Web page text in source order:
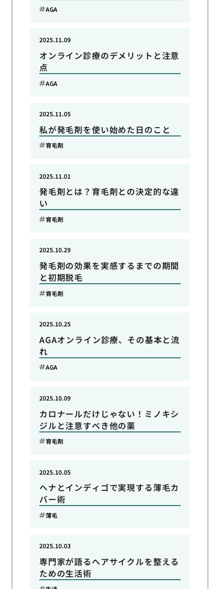
AGA
オンライン診療のデメリットと注意
点
2025.11.09
AGA
私が発毛剤を使い始めた日のこと
2025.11.05
育毛剤
発毛剤とは？育毛剤との決定的な違
い
2025.11.01
育毛剤
発毛剤の効果を実感するまでの期間
と初期脱毛
2025.10.29
育毛剤
AGAオンライン診療、その基本と流
れ
2025.10.25
AGA
カロナールだけじゃない！ミノキシ
ジルと注意すべき他の薬
2025.10.09
育毛剤
ヘナとインディゴで実現する薄毛カ
バー術
2025.10.05
薄毛
専門家が語るヘアサイクルを整える
ための生活術
2025.10.03